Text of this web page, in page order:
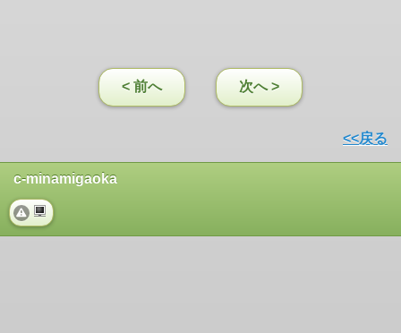
< 前へ 次へ >
<<戻る
c-minamigaoka